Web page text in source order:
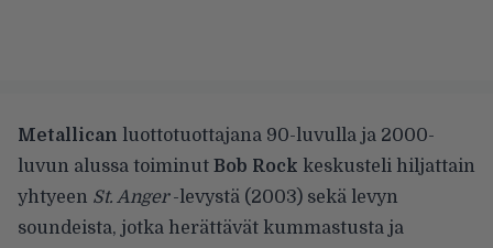
Metallican luottotuottajana 90-luvulla ja 2000-
luvun alussa toiminut Bob Rock keskusteli hiljattain
yhtyeen St. Anger-levystä (2003) sekä levyn
soundeista, jotka herättävät kummastusta ja